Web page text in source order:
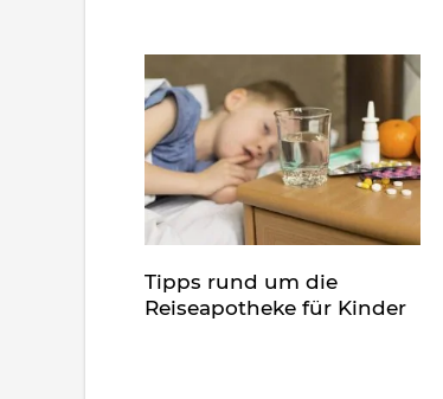
Tipps rund um die
Reiseapotheke für Kinder